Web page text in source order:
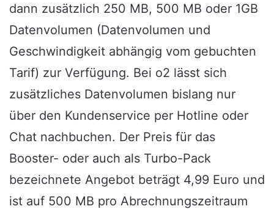
dann zusätzlich 250 MB, 500 MB oder 1GB
Datenvolumen (Datenvolumen und
Geschwindigkeit abhängig vom gebuchten
Tarif) zur Verfügung. Bei o2 lässt sich
zusätzliches Datenvolumen bislang nur
über den Kundenservice per Hotline oder
Chat nachbuchen. Der Preis für das
Booster- oder auch als Turbo-Pack
bezeichnete Angebot beträgt 4,99 Euro und
ist auf 500 MB pro Abrechnungszeitraum